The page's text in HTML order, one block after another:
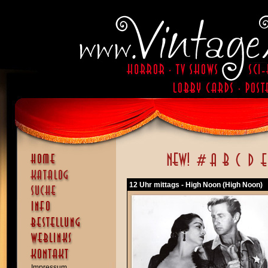
12 Uhr mittags - High Noon (High Noon)